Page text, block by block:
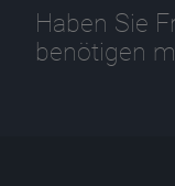
Haben Sie
benötigen